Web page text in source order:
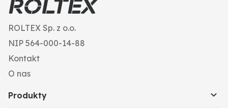
ROLTEX Sp. z o.o.
NIP 564-000-14-88
Kontakt
O nas
Produkty